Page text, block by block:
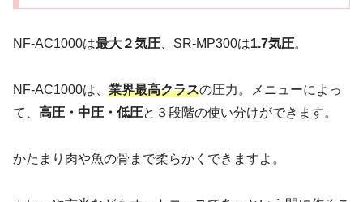
NF-AC1000は最大２気圧 、SR-MP300は1.7気圧。
NF-AC1000は、 業界最高クラスの圧力。メニューによっ
て、 高圧・中圧・低圧と３段階の使い分けができます。
かたまり肉や魚の骨まで柔らかくできますよ。